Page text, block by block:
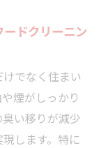
ドクリーニン
でなく住まい
煙がしっかり
い移りが減少
します。特に